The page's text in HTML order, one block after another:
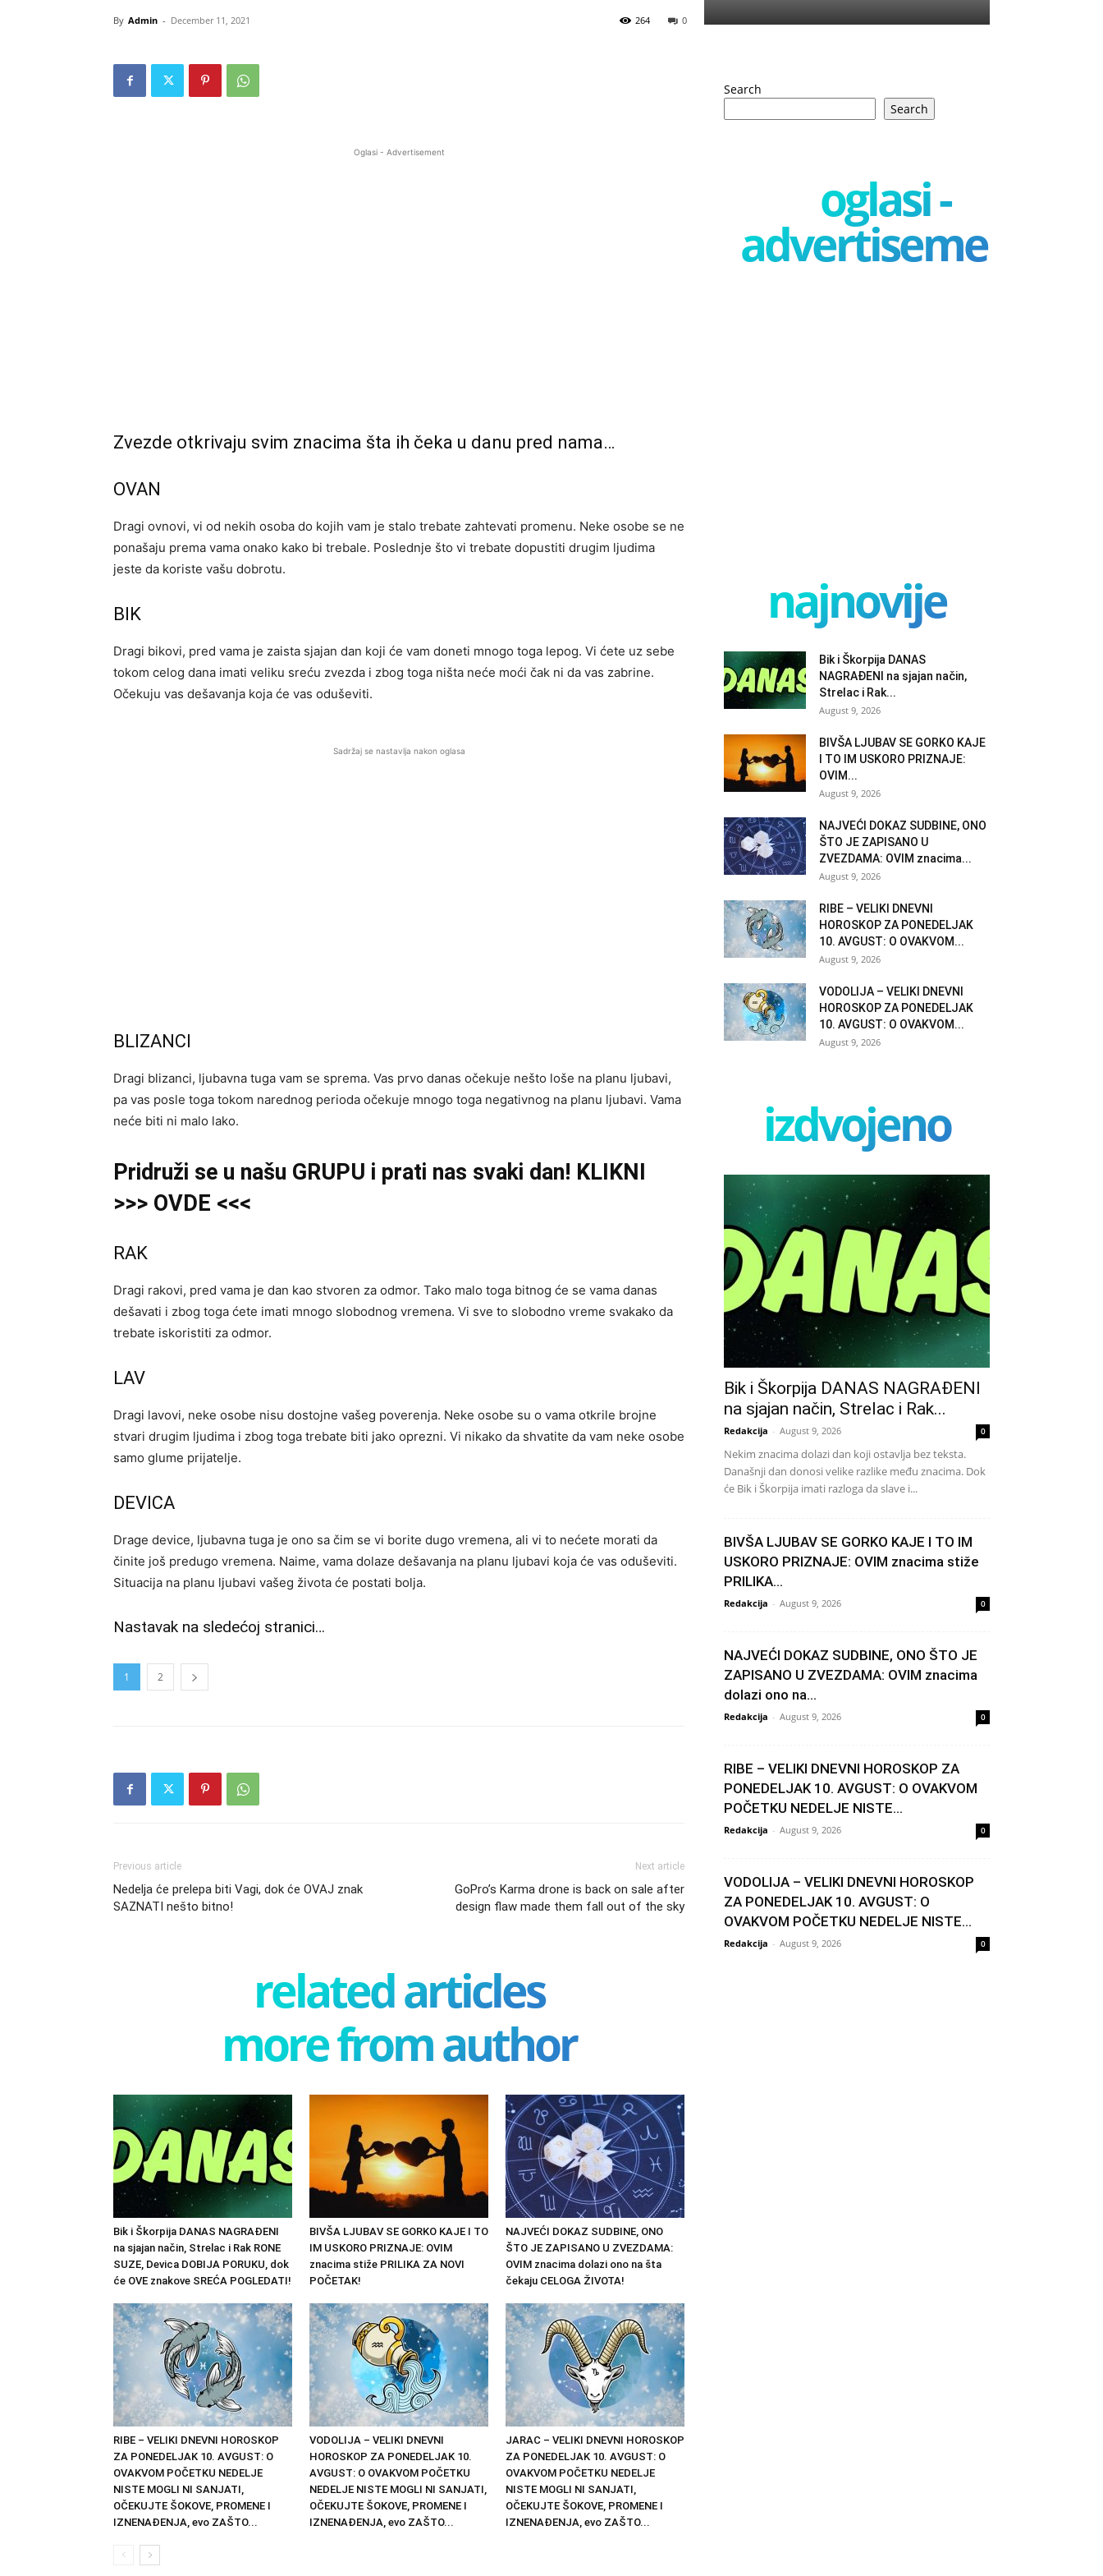
By Admin - December 11, 2021 0
264
Oglasi - Advertisement
Zvezde otkrivaju svim znacima šta ih čeka u danu pred nama…
OVAN
Dragi ovnovi, vi od nekih osoba do kojih vam je stalo trebate zahtevati promenu. Neke osobe se ne
ponašaju prema vama onako kako bi trebale. Poslednje što vi trebate dopustiti drugim ljudima
jeste da koriste vašu dobrotu.
BIK
Dragi bikovi, pred vama je zaista sjajan dan koji će vam doneti mnogo toga lepog. Vi ćete uz sebe
tokom celog dana imati veliku sreću zvezda i zbog toga ništa neće moći čak ni da vas zabrine.
Očekuju vas dešavanja koja će vas oduševiti.
Sadržaj se nastavlja nakon oglasa
BLIZANCI
Dragi blizanci, ljubavna tuga vam se sprema. Vas prvo danas očekuje nešto loše na planu ljubavi,
pa vas posle toga tokom narednog perioda očekuje mnogo toga negativnog na planu ljubavi. Vama
neće biti ni malo lako.
Pridruži se u našu GRUPU i prati nas svaki dan! KLIKNI
>>> OVDE <<<
RAK
Dragi rakovi, pred vama je dan kao stvoren za odmor. Tako malo toga bitnog će se vama danas
dešavati i zbog toga ćete imati mnogo slobodnog vremena. Vi sve to slobodno vreme svakako da
trebate iskoristiti za odmor.
LAV
Dragi lavovi, neke osobe nisu dostojne vašeg poverenja. Neke osobe su o vama otkrile brojne
stvari drugim ljudima i zbog toga trebate biti jako oprezni. Vi nikako da shvatite da vam neke osobe
samo glume prijatelje.
DEVICA
Drage device, ljubavna tuga je ono sa čim se vi borite dugo vremena, ali vi to nećete morati da
činite još predugo vremena. Naime, vama dolaze dešavanja na planu ljubavi koja će vas oduševiti.
Situacija na planu ljubavi vašeg života će postati bolja.
Nastavak na sledećoj stranici…
1 2
Previous article
Nedelja će prelepa biti Vagi, dok će OVAJ znak
SAZNATI nešto bitno!
Next article
GoPro’s Karma drone is back on sale after
design flaw made them fall out of the sky
related articles
more from author
Bik i Škorpija DANAS NAGRAĐENI
na sjajan način, Strelac i Rak RONE
SUZE, Devica DOBIJA PORUKU, dok
će OVE znakove SREĆA POGLEDATI!
BIVŠA LJUBAV SE GORKO KAJE I TO
IM USKORO PRIZNAJE: OVIM
znacima stiže PRILIKA ZA NOVI
POČETAK!
NAJVEĆI DOKAZ SUDBINE, ONO
ŠTO JE ZAPISANO U ZVEZDAMA:
OVIM znacima dolazi ono na šta
čekaju CELOGA ŽIVOTA!
RIBE – VELIKI DNEVNI HOROSKOP
ZA PONEDELJAK 10. AVGUST: O
OVAKVOM POČETKU NEDELJE
NISTE MOGLI NI SANJATI,
OČEKUJTE ŠOKOVE, PROMENE I
IZNENAĐENJA, evo ZAŠTO...
VODOLIJA – VELIKI DNEVNI
HOROSKOP ZA PONEDELJAK 10.
AVGUST: O OVAKVOM POČETKU
NEDELJE NISTE MOGLI NI SANJATI,
OČEKUJTE ŠOKOVE, PROMENE I
IZNENAĐENJA, evo ZAŠTO...
JARAC – VELIKI DNEVNI HOROSKOP
ZA PONEDELJAK 10. AVGUST: O
OVAKVOM POČETKU NEDELJE
NISTE MOGLI NI SANJATI,
OČEKUJTE ŠOKOVE, PROMENE I
IZNENAĐENJA, evo ZAŠTO...
Search
Search
oglasi -
advertisement
najnovije
Bik i Škorpija DANAS
NAGRAĐENI na sjajan način,
Strelac i Rak...
August 9, 2026
BIVŠA LJUBAV SE GORKO KAJE
I TO IM USKORO PRIZNAJE:
OVIM...
August 9, 2026
NAJVEĆI DOKAZ SUDBINE, ONO
ŠTO JE ZAPISANO U
ZVEZDAMA: OVIM znacima...
August 9, 2026
RIBE – VELIKI DNEVNI
HOROSKOP ZA PONEDELJAK
10. AVGUST: O OVAKVOM...
August 9, 2026
VODOLIJA – VELIKI DNEVNI
HOROSKOP ZA PONEDELJAK
10. AVGUST: O OVAKVOM...
August 9, 2026
izdvojeno
Bik i Škorpija DANAS NAGRAĐENI
na sjajan način, Strelac i Rak...
Redakcija - August 9, 2026 0
Nekim znacima dolazi dan koji ostavlja bez teksta.
Današnji dan donosi velike razlike među znacima. Dok
će Bik i Škorpija imati razloga da slave i...
BIVŠA LJUBAV SE GORKO KAJE I TO IM
USKORO PRIZNAJE: OVIM znacima stiže
PRILIKA...
Redakcija - August 9, 2026 0
NAJVEĆI DOKAZ SUDBINE, ONO ŠTO JE
ZAPISANO U ZVEZDAMA: OVIM znacima
dolazi ono na...
Redakcija - August 9, 2026 0
RIBE – VELIKI DNEVNI HOROSKOP ZA
PONEDELJAK 10. AVGUST: O OVAKVOM
POČETKU NEDELJE NISTE...
Redakcija - August 9, 2026 0
VODOLIJA – VELIKI DNEVNI HOROSKOP
ZA PONEDELJAK 10. AVGUST: O
OVAKVOM POČETKU NEDELJE NISTE...
Redakcija - August 9, 2026 0